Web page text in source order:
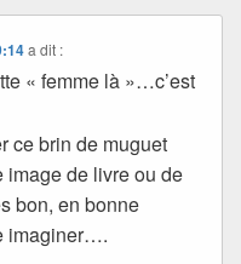
a dit :
« femme là »…c’est
ce brin de muguet
de livre ou de
bon, en bonne
imaginer….